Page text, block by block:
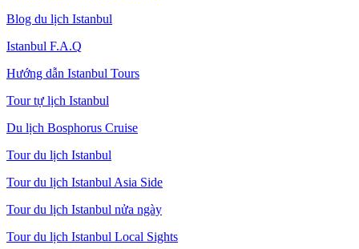
Blog du lịch Istanbul
Istanbul F.A.Q
Hướng dẫn Istanbul Tours
Tour tự lịch Istanbul
Du lịch Bosphorus Cruise
Tour du lịch Istanbul
Tour du lịch Istanbul Asia Side
Tour du lịch Istanbul nửa ngày
Tour du lịch Istanbul Local Sights